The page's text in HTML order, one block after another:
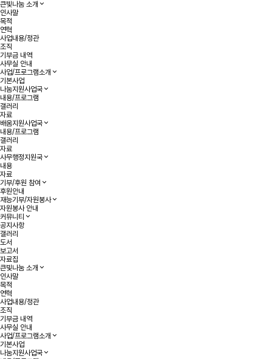
큰빛나눔 소개
인사말
목적
연혁
사업내용/정관
조직
기부금 내역
사무실 안내
사업/프로그램소개
기본사업
나눔지원사업국
내용/프로그램
갤러리
자료
배움지원사업국
내용/프로그램
갤러리
자료
사무행정지원국
내용
자료
기부/후원 참여
후원안내
재능기부/자원봉사
자원봉사 안내
커뮤니티
공지사항
갤러리
도서
보고서
자료집
큰빛나눔 소개
인사말
목적
연혁
사업내용/정관
조직
기부금 내역
사무실 안내
사업/프로그램소개
기본사업
나눔지원사업국